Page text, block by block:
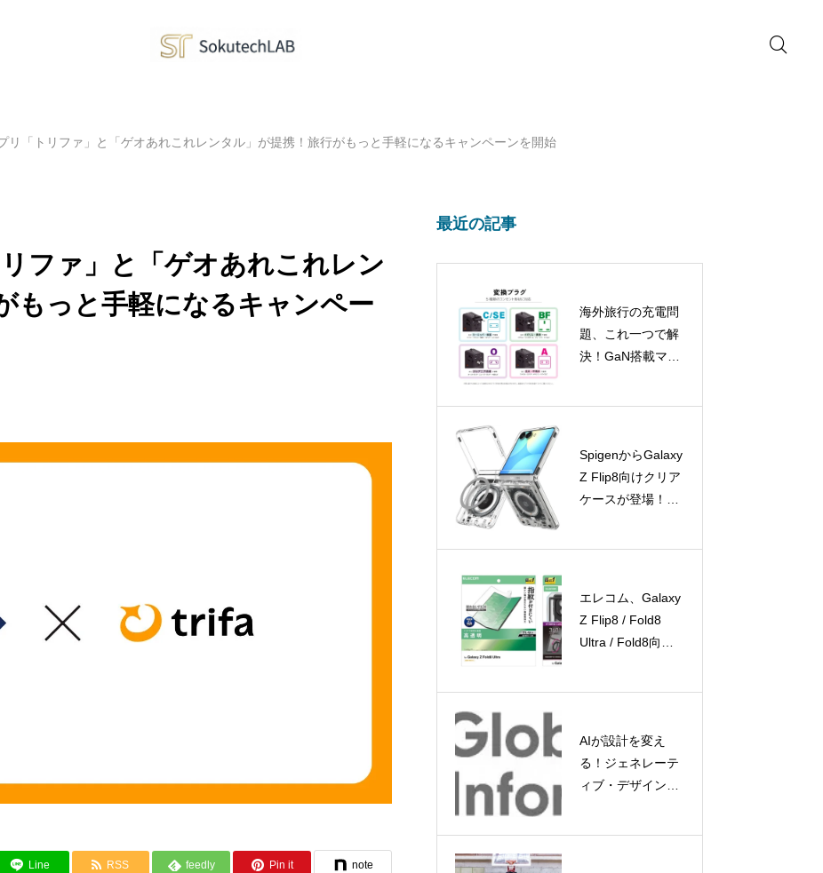
リ「トリファ」と「ゲオあれこれレンタル」が提携！旅行がもっと手軽になるキャンペーンを開始
ファ」と「ゲオあれこれレン
もっと手軽になるキャンペー
Line RSS feedly Pin it note
最近の記事
海外旅行の充電問
題、これ一つで解
決！GaN搭載マル
SpigenからGalaxy
Z Flip8向けクリア
ケースが登場！
エレコム、Galaxy
Z Flip8 / Fold8
Ultra / Fold8向け
AIが設計を変え
る！ジェネレーテ
ィブ・デザイン市